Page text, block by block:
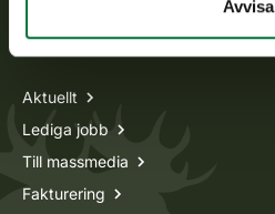
Avvisa
Information om oss
Aktuellt
Lediga jobb
Till massmedia
Fakturering